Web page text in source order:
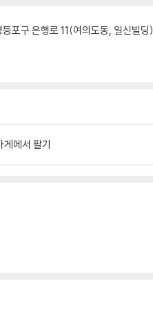
포구 은행로 11(여의도동, 일신빌딩)
게에서 팔기